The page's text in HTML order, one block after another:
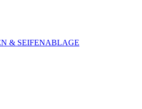
& SEIFENABLAGE